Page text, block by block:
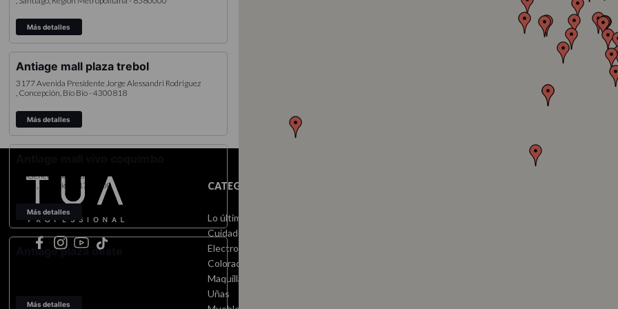
Más detalles
antiage mall plaza trebol
3177Avenida Presidente Jorge Alessandri Rodriguez
, Concepción, Bío Bío- 4300818
Más detalles
86General Baquedano
, Elqui, IV Región - 1780000
Más detalles
antiage plaza oeste
Más detalles
CATEGORÍAS
Lo último
Cuidado del cabello
Electro
Coloración
Maquillaje
Uñas